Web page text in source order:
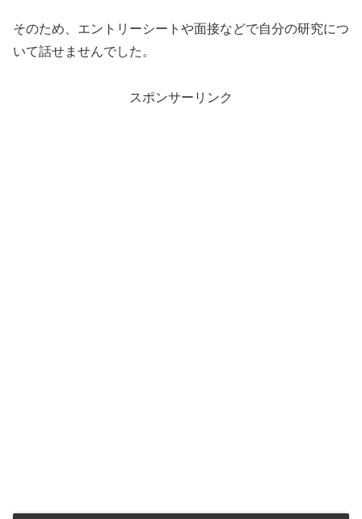
そのため、エントリーシートや面接などで自分の研究につ
いて話せませんでした。
スポンサーリンク